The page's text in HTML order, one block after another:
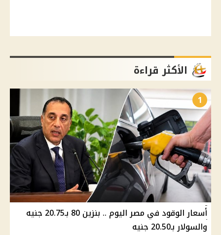
الأكثر قراءة
1
أسعار الوقود في مصر اليوم .. بنزين 80 بـ20.75 جنيه
والسولار بـ20.50 جنيه